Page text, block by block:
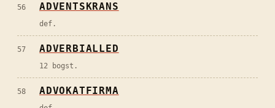
56 ADVENTSKRANS
def.
57 ADVERBIALLED
12 bogst.
58 ADVOKATFIRMA